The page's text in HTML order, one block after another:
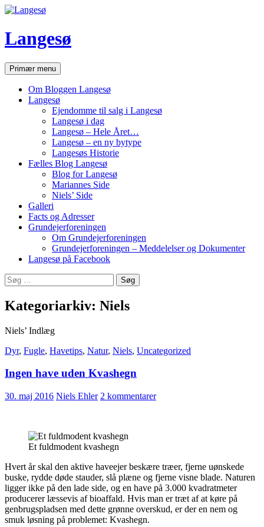
Hop
indhold
Langesø
SøgPrimær menu
Om Bloggen Langesø
Langesø
Ejendomme til salg i Langesø
Langesø i dag
Langesø – Hele Året…
Langesø – en ny bytype
Langesøs Historie
Fælles Blog Langesø
Blog for Langesø
Mariannes Side
Niels’ Side
Galleri
Facts og Adresser
Grundejerforeningen
Om Grundejerforeningen
Grundejerforeningen – Meddelelser og Dokumenter
Langesø på Facebook
Søg
efter:
Kategoriarkiv: Niels
Niels’ Indlæg
Dyr, Fugle, Havetips, Natur, Niels, Uncategorized
Ingen have uden Kvashegn
30. maj 2016 Niels Ehler 2 kommentarer
Et fuldmodent kvashegn
Hvert år skal den aktive haveejer beskære træer, fjerne uønskede
buske, rydde døde stauder, slå plæne og fjerne visne blade. Naturen
ligger ikke på den lade side, og en have på 3.000 kvadratmeter
producerer læssevis af bioaffald. Hvis man er træt af at køre på
genbrugspladsen med dette grønne overskud, er der en nem og
smuk løsning på problemet: Kvashegn.